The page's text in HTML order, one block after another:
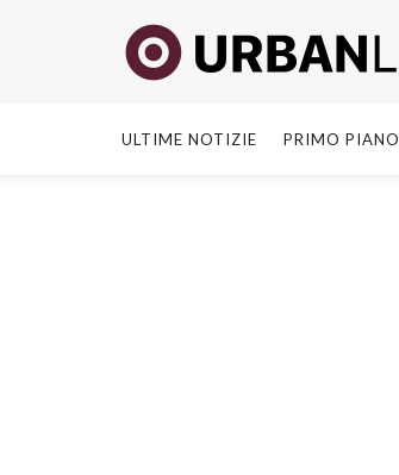
ULTIME NOTIZIE PRIMO PIANO